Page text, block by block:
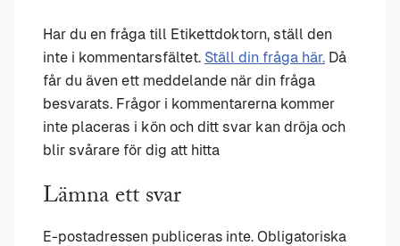
Har du en fråga till Etikettdoktorn, ställ den
inte i kommentarsfältet. Ställ din fråga här. Då
får du även ett meddelande när din fråga
besvarats. Frågor i kommentarerna kommer
inte placeras i kön och ditt svar kan dröja och
blir svårare för dig att hitta
Lämna ett svar
E-postadressen publiceras inte. Obligatoriska